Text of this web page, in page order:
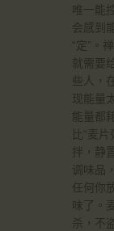
唯一能
会感到
“定”。
就需要
些人，
现能量
能量都
比“麦
拌，静
调味品
任何你
味了。
杀，不